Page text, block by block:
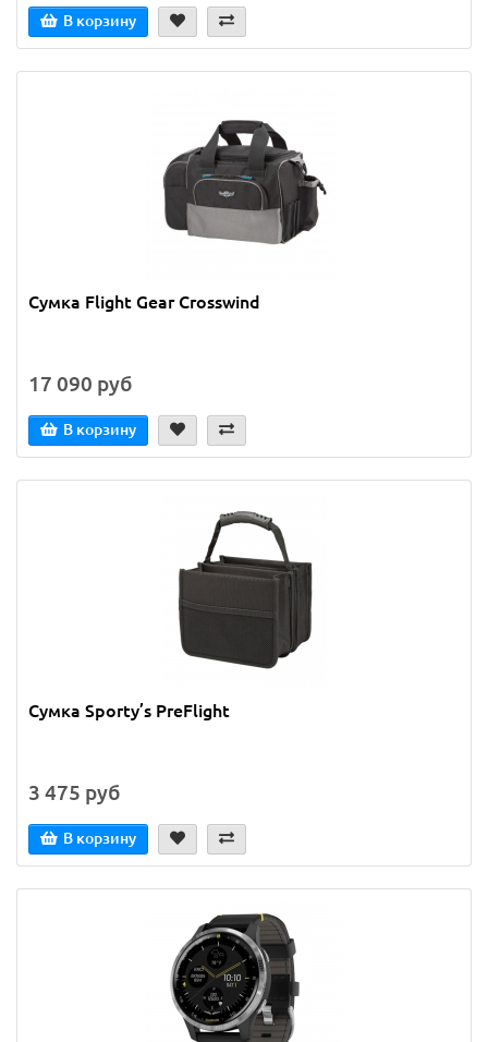
В корзину
Сумка Flight Gear Crosswind
17 090 руб
В корзину
Сумка Sporty’s PreFlight
3 475 руб
В корзину